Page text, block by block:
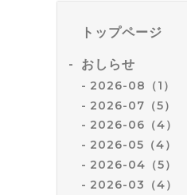
トップページ
おしらせ
2026-08（1）
2026-07（5）
2026-06（4）
2026-05（4）
2026-04（5）
2026-03（4）